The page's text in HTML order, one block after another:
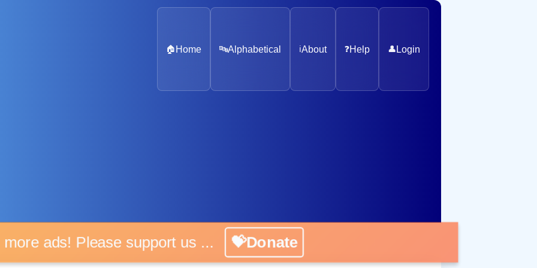
🏠 Home 🔤Alphabetical ℹ️About ❓Help 👤 Login
more ads! Please support us ... 💝Donate